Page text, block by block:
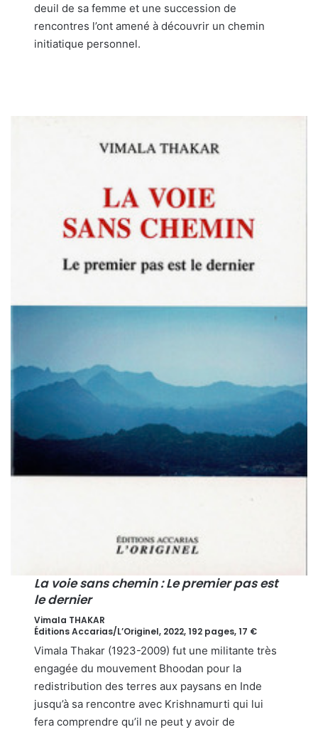
deuil de sa femme et une succession de
rencontres l’ont amené à découvrir un chemin
initiatique personnel.
La voie sans chemin :Le premier pas est
le dernier
Vimala THAKAR
Éditions Accarias/L’Originel, 2022, 192 pages, 17 €
Vimala Thakar (1923-2009) fut une militante très
engagée du mouvement Bhoodan pour la
redistribution des terres aux paysans en Inde
jusqu’à sa rencontre avec Krishnamurti qui lui
fera comprendre qu’il ne peut y avoir de